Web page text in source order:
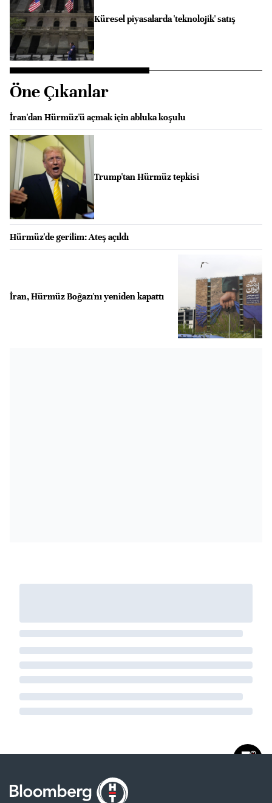
Küresel piyasalarda 'teknolojik' satış
Öne Çıkanlar
İran'dan Hürmüz'ü açmak için abluka koşulu
Trump'tan Hürmüz tepkisi
Hürmüz'de gerilim: Ateş açıldı
İran, Hürmüz Boğazı'nı yeniden kapattı